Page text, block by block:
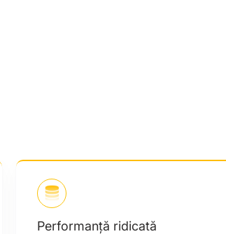
Management inteligent